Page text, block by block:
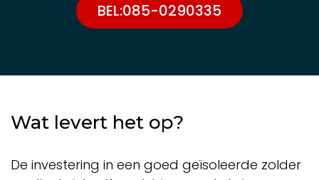
BEL:085-0290335
Wat levert het op?
De investering in een goed geïsoleerde zolder